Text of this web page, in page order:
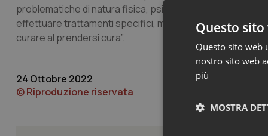
problematiche di natura fisica, psicosociale e spirituale.
effettuare trattamenti specifici, ma solo interventi per
curare al prendersi cura”.
24 Ottobre 2022
© Riproduzione riservata
Questo
Questo sito web
nostro sito web
più
MOSTRA